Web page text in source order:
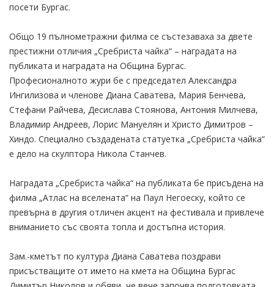
посети Бургас.
Общо 19 пълнометражни филма се състезаваха за двете
престижни отличия „Сребриста чайка“ – наградата на
публиката и наградата на Община Бургас.
Професионалното жури бе с председател Александра
Ингилизова и членове Диана Саватева, Мария Бенчева,
Стефани Райчева, Десислава Стоянова, Антония Милчева,
Владимир Андреев, Лорис Мануелян и Христо Димитров –
Хиндо. Специално създадената статуетка „Сребриста чайка“
е дело на скулптора Никола Станчев.
Наградата „Сребриста чайка“ на публиката бе присъдена на
филма „Атлас на вселената“ на Паул Негоеску, който се
превърна в другия отличен акцент на фестивала и привлече
вниманието със своята топла и достъпна история.
Зам.-кметът по култура Диана Саватева поздрави
присъстващите от името на кмета на Община Бургас